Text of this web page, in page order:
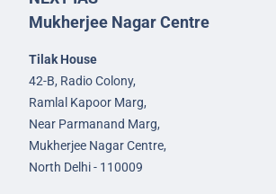
Mukherjee Nagar Centre
Tilak House
42-B, Radio Colony,
Ramlal Kapoor Marg,
Near Parmanand Marg,
Mukherjee Nagar Centre,
North Delhi - 110009